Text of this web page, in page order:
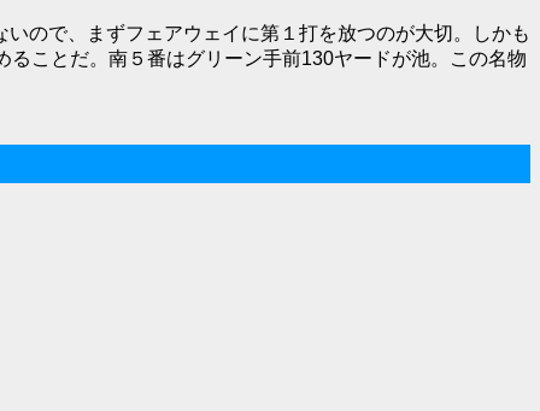
ので、まずフェアウェイに第１打を放つのが大切。しかも
ことだ。南５番はグリーン手前130ヤードが池。この名物